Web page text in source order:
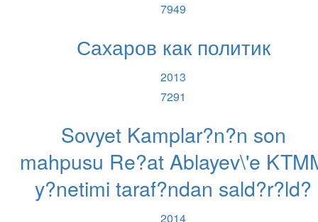
7949
Сахаров как политик
2013
7291
Sovyet Kamplar?n?n son
mahpusu Re?at Ablayev\'e
y?netimi taraf?ndan sald?r?ld?
2014